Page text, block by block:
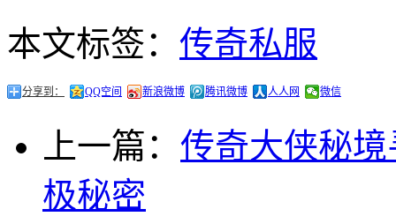
本文标签： 传奇私服
分享到： QQ空间 新浪微博 腾讯微博 人人网 微信
上一篇： 传奇大侠秘
极秘密